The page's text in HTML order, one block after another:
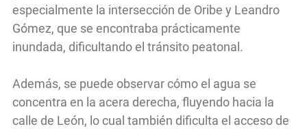
especialmente la intersección de Oribe y Leandro
Gómez, que se encontraba prácticamente
inundada, dificultando el tránsito peatonal.
Además, se puede observar cómo el agua se
concentra en la acera derecha, fluyendo hacia la
calle de León, lo cual también dificulta el acceso de